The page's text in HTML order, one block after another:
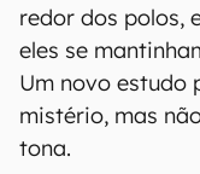
redor dos polos,
eles se
Um novo estudo
mistério, mas
tona.